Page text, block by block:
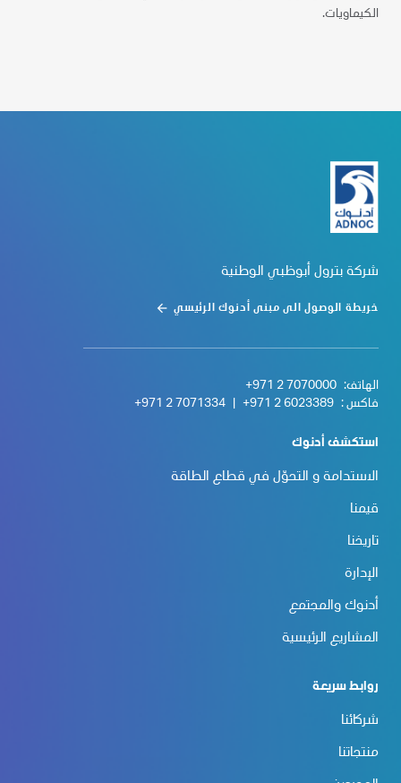
الكيماويات.
شركة بترول أبوظبي الوطنية
خريطة الوصول الى مبنى أدنوك الرئيسي
الهاتف: +971 2 7070000
فاكس : +971 2 6023389
+971 2 7071334
استكشف أدنوك
الاستدامة و التحوّل في قطاع الطاقة
قيمنا
تاريخنا
الإدارة
أدنوك والمجتمع
المشاريع الرئيسية
روابط سريعة
شركائنا
منتجاتنا